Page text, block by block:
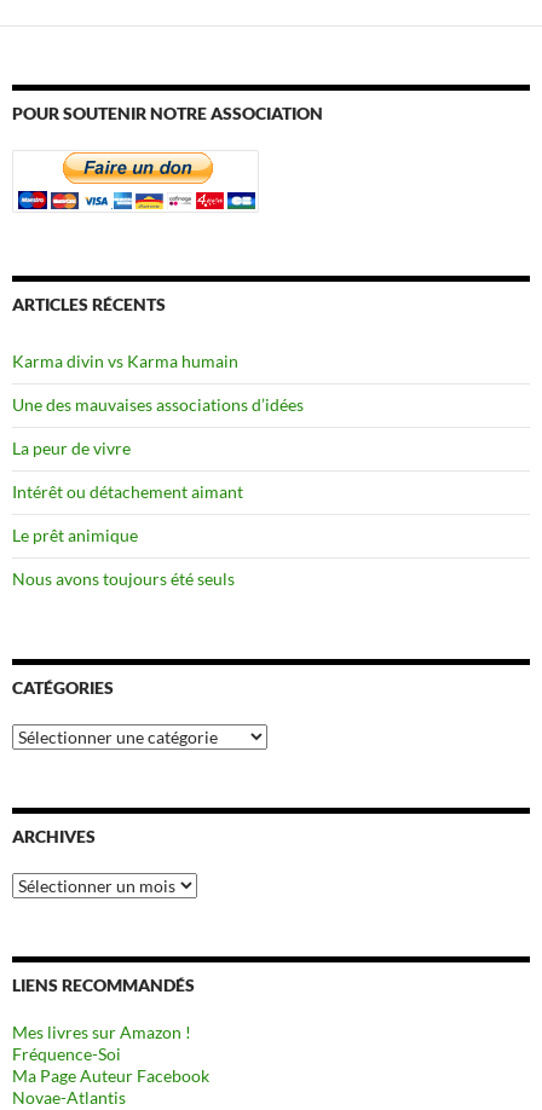
POUR SOUTENIR NOTRE ASSOCIATION
ARTICLES RÉCENTS
Karma divin vs Karma humain
Une des mauvaises associations d’idées
La peur de vivre
Intérêt ou détachement aimant
Le prêt animique
Nous avons toujours été seuls
CATÉGORIES
Catégories
ARCHIVES
Archives
LIENS RECOMMANDÉS
Mes livres sur Amazon !
Fréquence-Soi
Ma Page Auteur Facebook
Novae-Atlantis